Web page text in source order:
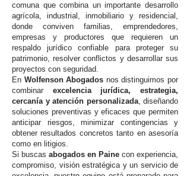
comuna que combina un importante desarrollo
agrícola, industrial, inmobiliario y residencial,
donde conviven familias, emprendedores,
empresas y productores que requieren un
respaldo jurídico confiable para proteger su
patrimonio, resolver conflictos y desarrollar sus
proyectos con seguridad.
En Wolfenson Abogados nos distinguimos por
combinar excelencia jurídica, estrategia,
cercanía y atención personalizada, diseñando
soluciones preventivas y eficaces que permiten
anticipar riesgos, minimizar contingencias y
obtener resultados concretos tanto en asesoría
como en litigios.
Si buscas abogados en Paine con experiencia,
compromiso, visión estratégica y un servicio de